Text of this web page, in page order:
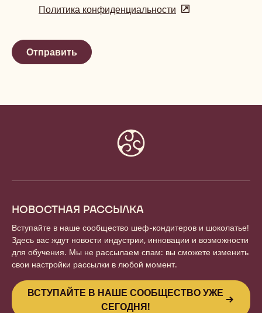
a
Политика конфиденциальности (opens
НОВОСТНАЯ РАССЫЛКА
Вступайте в наше сообщество шеф-кондитеров и шоколатье!
Здесь вас ждут новости индустрии, инновации и возможности
для обучения. Мы не рассылаем спам: вы сможете изменить
свои настройки рассылки в любой момент.
ВСТУПАЙТЕ В НАШЕ СООБЩЕСТВО УЖЕ
СЕГОДНЯ!